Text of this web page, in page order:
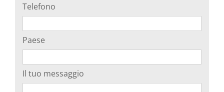
Telefono
Paese
Il tuo messaggio